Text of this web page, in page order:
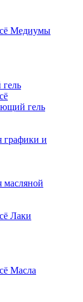
Медиумы
гель
графики и
масляной
Лаки
Масла